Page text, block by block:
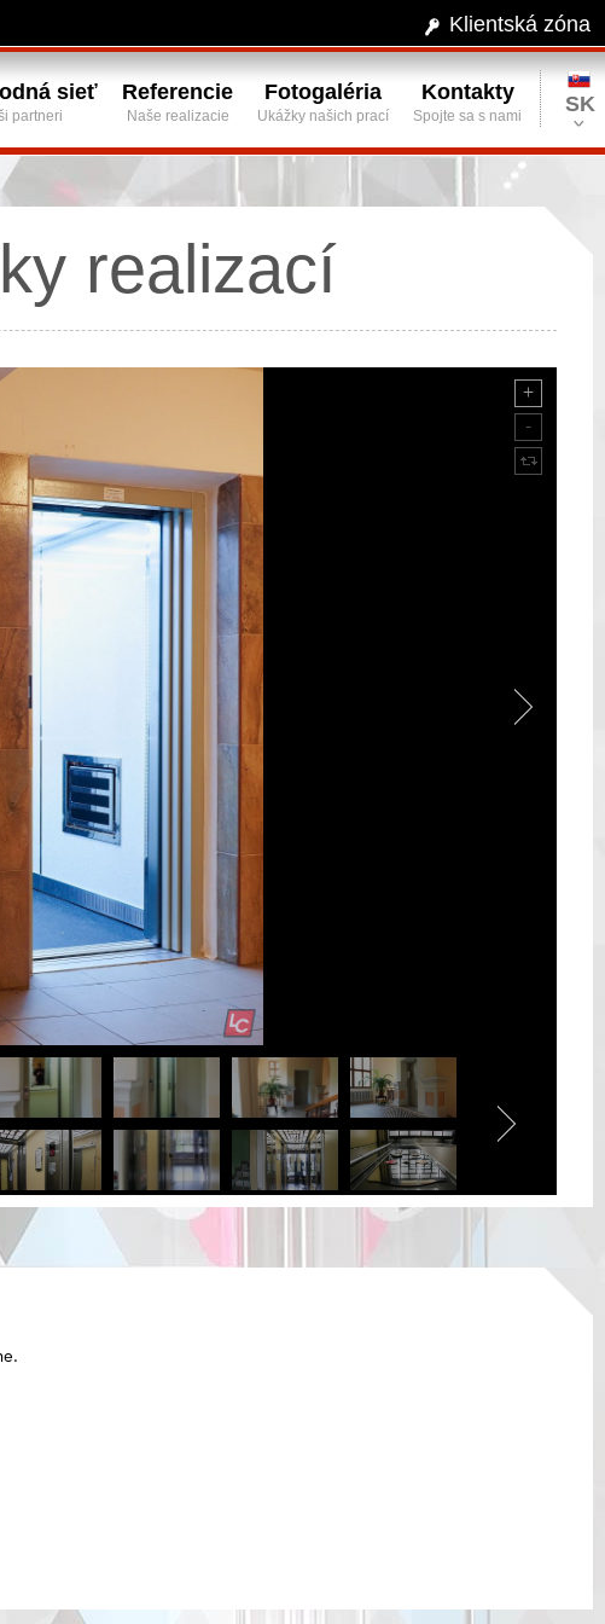
Klientská zóna
SK
sieť
partneri
Referencie
Naše realizacie
Fotogaléria
Ukážky našich prací
Kontakty
Spojte sa s nami
realizací